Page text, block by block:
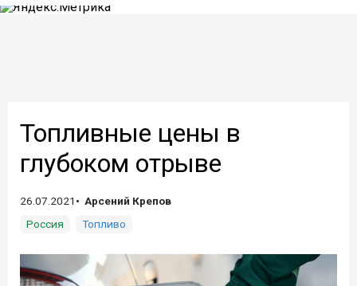
Топливные цены в
глубоком отрыве
26.07.2021
Арсений Крепов
Россия
Топливо